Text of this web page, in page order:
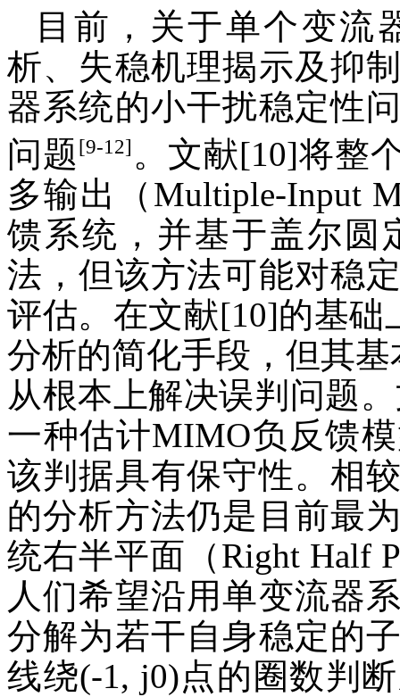
目前，关于单个变流
析、失稳机理揭示及抑
器系统的小干扰稳定性
问题[9-12] 。文献[10]将整
多输出（Multiple-Input
馈系统，并基于盖尔圆
法，但该方法可能对稳
评估。在文献[10]的基
分析的简化手段，但其
从根本上解决误判问题
一种估计MIMO负反馈
该判据具有保守性。相
的分析方法仍是目前最
统右半平面（Right Half
人们希望沿用单变流器
分解为若干自身稳定的
线绕(-1, j0)点的圈数判